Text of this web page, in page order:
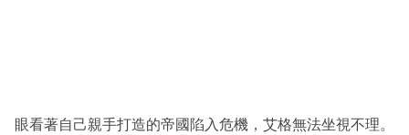
眼看著自己親手打造的帝國陷入危機，艾格無法坐視不理。